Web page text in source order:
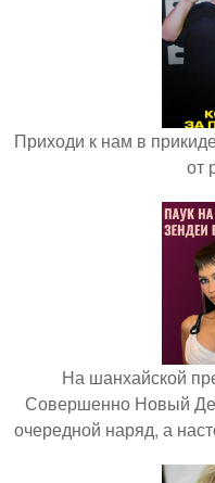
Приходи к нам в
от
На шанхайской
Совершенно Новый
очередной наряд, а